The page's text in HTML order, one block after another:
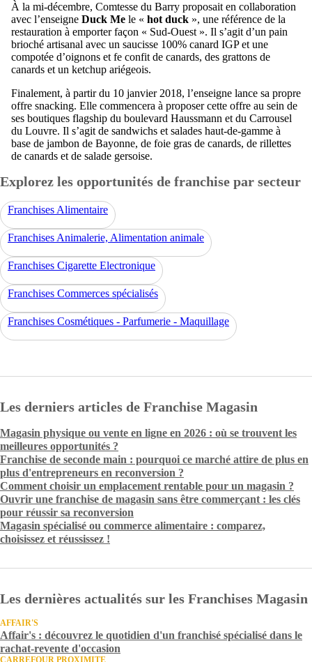
À la mi-décembre, Comtesse du Barry proposait en collaboration
avec l’enseigne Duck Me le « hot duck », une référence de la
restauration à emporter façon « Sud-Ouest ». Il s’agit d’un pain
brioché artisanal avec un saucisse 100% canard IGP et une
compotée d’oignons et fe confit de canards, des grattons de
canards et un ketchup ariégeois.
Finalement, à partir du 10 janvier 2018, l’enseigne lance sa propre
offre snacking. Elle commencera à proposer cette offre au sein de
ses boutiques flagship du boulevard Haussmann et du Carrousel
du Louvre. Il s’agit de sandwichs et salades haut-de-gamme à
base de jambon de Bayonne, de foie gras de canards, de rillettes
de canards et de salade gersoise.
Explorez les opportunités de franchise par secteur
Franchises Alimentaire
Franchises Animalerie, Alimentation animale
Franchises Cigarette Electronique
Franchises Commerces spécialisés
Franchises Cosmétiques - Parfumerie - Maquillage
Les derniers articles de Franchise Magasin
Magasin physique ou vente en ligne en 2026 : où se trouvent les
meilleures opportunités ?
Franchise de seconde main : pourquoi ce marché attire de plus en
plus d'entrepreneurs en reconversion ?
Comment choisir un emplacement rentable pour un magasin ?
Ouvrir une franchise de magasin sans être commerçant : les clés
pour réussir sa reconversion
Magasin spécialisé ou commerce alimentaire : comparez,
choisissez et réussissez !
Les dernières actualités sur les Franchises Magasin
AFFAIR'S
Affair's : découvrez le quotidien d'un franchisé spécialisé dans le
rachat-revente d'occasion
CARREFOUR PROXIMITE